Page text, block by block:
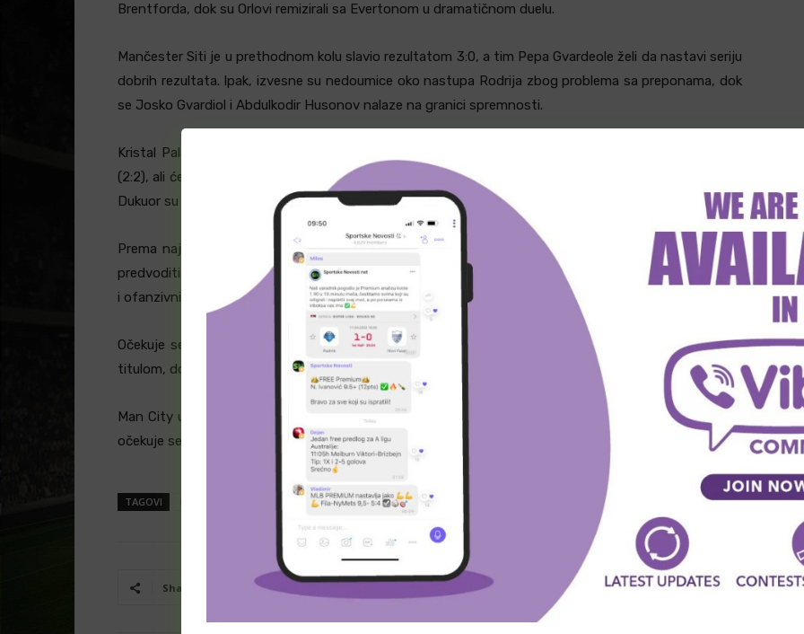
Brentforda, dok su Orlovi remizirali sa Evertonom u dramatičnom duelu.
Mančester Siti je u prethodnom kolu slavio rezultatom 3:0, a tim Pepa Gvardeole želi da nastavi seriju
dobrih rezultata. Ipak, izvesne su nedoumice oko nastupa Rodrija zbog problema sa preponama, dok
se Josko Gvardiol i Abdulkodir Husonov nalaze na granici spremnosti.
Kristal Palas je u poslednjem meču pokazao borbenost i uspeo da izbegne poraz protiv Evertona
(2:2), ali će večerašnji duel na Etihadu biti pravi test za tim Patrika Vije. Borna Sosa, Edi Nketiah i Šejk
Dukuor su van stroja zbog povreda, dok se ostatak ekipe oseća spremno za izazov.
Prema najavama, Mančester Siti će istrčati sa ekipom u sastavu Donaruma na golu, dok će napad
predvoditi Erling Haland. S druge strane, Kristal Palas će pokušati da iznenadi sa Hendersonom u golu
i ofanzivnim parom Pino-Sar u napadu.
Očekuje se uzbudljiv meč na Etihadu, gde će Mančester Siti želeti da nastavi trku za šampionskim
titulom, dok Kristal Palas traži bodove za sigurnu sredinu tabele.
Man City ulazi kao veliki favorit protiv Crystal Palacea, a uz formu Haalanda i dominaciju na Etihadu
očekuje se sigurna pobeda domaćih uz dosta golova.
TAGOVI Kristal Palas Mančester Siti Pep Gvardiola
Share Facebook Twitter WhatsApp